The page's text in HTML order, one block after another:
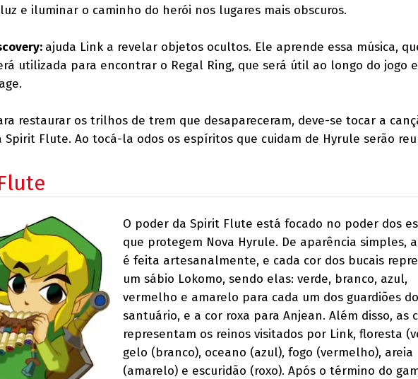
e iluminar o caminho do herói nos lugares mais obscuros.
ajuda Link a revelar objetos ocultos. Ele aprende essa música,
utilizada para encontrar o Regal Ring, que será útil ao longo do jogo
restaurar os trilhos de trem que desapareceram, deve-se tocar a
Spirit Flute. Ao tocá-la odos os espíritos que cuidam de Hyrule serão
O poder da Spirit Flute está focado no poder dos
que protegem Nova Hyrule. De aparência simples,
é feita artesanalmente, e cada cor dos bucais
um sábio Lokomo, sendo elas: verde, branco, azul,
vermelho e amarelo para cada um dos guardiões do
santuário, e a cor roxa para Anjean. Além disso, as
representam os reinos visitados por Link, floresta
gelo (branco), oceano (azul), fogo (vermelho), areia
(amarelo) e escuridão (roxo). Após o término do